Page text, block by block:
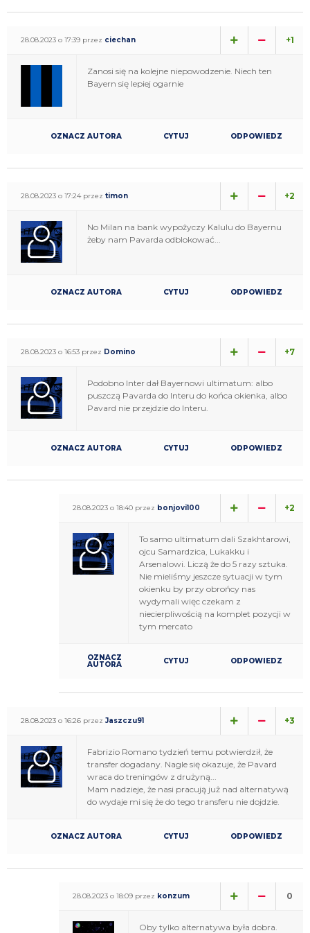
28.08.2023 o 17:39 przez ciechan +1
Zanosi się na kolejne niepowodzenie. Niech ten
Bayern się lepiej ogarnie
OZNACZ AUTORA CYTUJ ODPOWIEDZ
28.08.2023 o 17:24 przez timon +2
No Milan na bank wypożyczy Kalulu do Bayernu
żeby nam Pavarda odblokować...
OZNACZ AUTORA CYTUJ ODPOWIEDZ
28.08.2023 o 16:53 przez Domino +7
Podobno Inter dał Bayernowi ultimatum: albo
puszczą Pavarda do Interu do końca okienka, albo
Pavard nie przejdzie do Interu.
OZNACZ AUTORA CYTUJ ODPOWIEDZ
28.08.2023 o 18:40 przez bonjovi100 +2
To samo ultimatum dali Szakhtarowi,
ojcu Samardzica, Lukakku i
Arsenalowi. Liczą że do 5 razy sztuka.
Nie mieliśmy jeszcze sytuacji w tym
okienku by przy obrońcy nas
wydymali więc czekam z
niecierpliwością na komplet pozycji w
tym mercato
OZNACZ
AUTORA CYTUJ ODPOWIEDZ
28.08.2023 o 16:26 przez Jaszczu91 +3
Fabrizio Romano tydzień temu potwierdził, że
transfer dogadany. Nagle się okazuje, że Pavard
wraca do treningów z drużyną...
Mam nadzieje, że nasi pracują już nad alternatywą
do wydaje mi się że do tego transferu nie dojdzie.
OZNACZ AUTORA CYTUJ ODPOWIEDZ
28.08.2023 o 18:09 przez konzum 0
Oby tylko alternatywa była dobra.